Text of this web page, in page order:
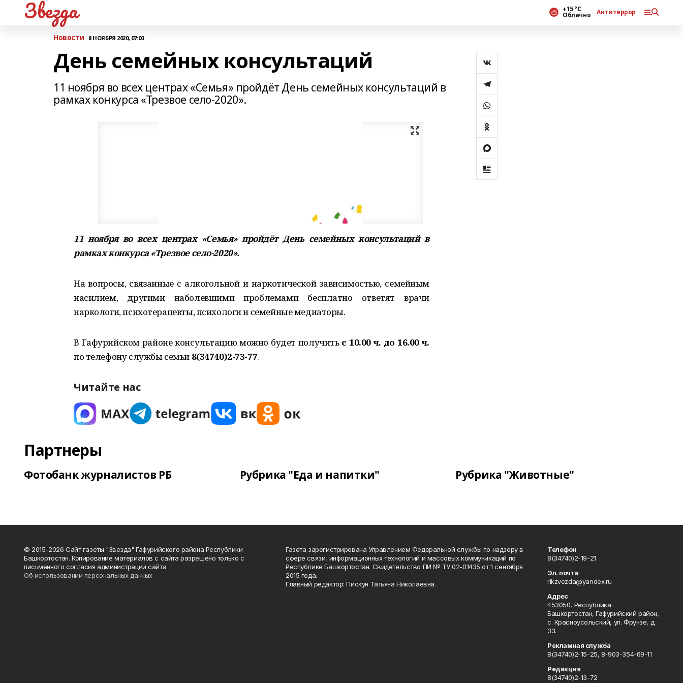
Звезда +15 °С
Облачно Антитеррор
Новости 8 НОЯБРЯ 2020, 07:00
День семейных консультаций
11 ноября во всех центрах «Семья» пройдёт День семейных консультаций в
рамках конкурса «Трезвое село-2020».
11 ноября во всех центрах «Семья» пройдёт День семейных консультаций в
рамках конкурса «Трезвое село-2020».
На вопросы, связанные с алкогольной и наркотической зависимостью, семейным
насилием, другими наболевшими проблемами бесплатно ответят врачи
наркологи, психотерапевты, психологи и семейные медиаторы.
В Гафурийском районе консультацию можно будет получить с 10.00 ч. до 16.00 ч.
по телефону службы семьи 8(34740)2-73-77.
Читайте нас
Партнеры
Фотобанк журналистов РБ Рубрика "Еда и напитки" Рубрика "Животные"
© 2015-2026 Сайт газеты "Звезда" Гафурийского района Республики
Башкортостан. Копирование материалов с сайта разрешено только с
письменного согласия администрации сайта.
Об использовании персональных данных
Газета зарегистрирована Управлением Федеральной службы по надзору в
сфере связи, информационных технологий и массовых коммуникаций по
Республике Башкортостан. Свидетельство ПИ № ТУ 02-01435 от 1 сентября
2015 года.
Главный редактор: Пискун Татьяна Николаевна.
Телефон
8(34740)2-19-21
Эл. почта
rikzvezda@yandex.ru
Адрес
453050, Республика
Башкортостан, Гафурийский район,
с. Красноусольский, ул. Фрунзе, д.
33.
Рекламная служба
8(34740)2-15-25, 8-903-354-69-11
Редакция
8(34740)2-13-72